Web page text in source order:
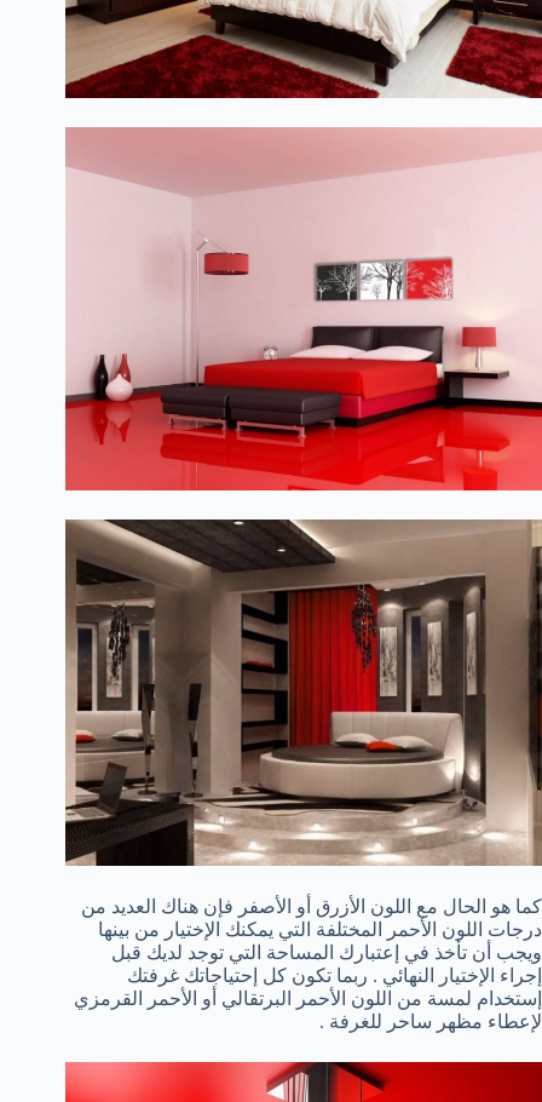
كما هو الحال مع اللون الأزرق أو الأصفر فإن هناك العديد من
درجات اللون الأحمر المختلفة التي يمكنك الإختيار من بينها
ويجب أن تأخذ في إعتبارك المساحة التي توجد لديك قبل
إجراء الإختيار النهائي . ربما تكون كل إحتياجاتك غرفتك
إستخدام لمسة من اللون الأحمر البرتقالي أو الأحمر القرمزي
لإعطاء مظهر ساحر للغرفة .